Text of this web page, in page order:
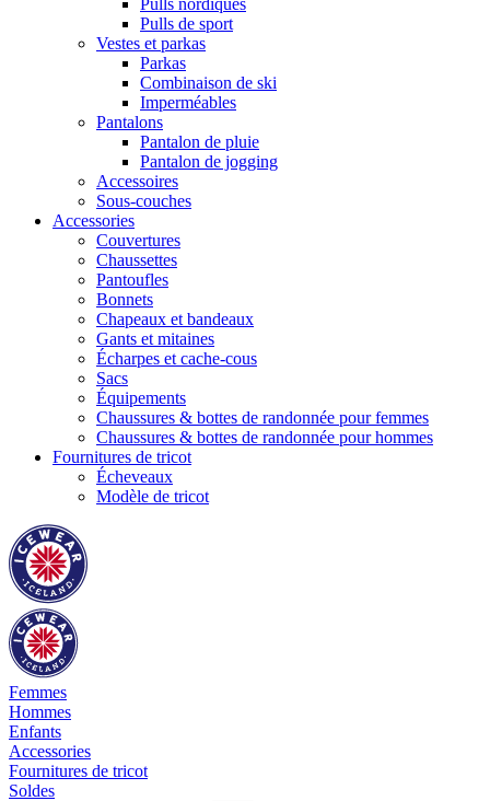
Pulls nordiques
Pulls de sport
Vestes et parkas
Parkas
Combinaison de ski
Imperméables
Pantalons
Pantalon de pluie
Pantalon de jogging
Accessoires
Sous-couches
Accessories
Couvertures
Chaussettes
Pantoufles
Bonnets
Chapeaux et bandeaux
Gants et mitaines
Écharpes et cache-cous
Sacs
Équipements
Chaussures & bottes de randonnée pour femmes
Chaussures & bottes de randonnée pour hommes
Fournitures de tricot
Écheveaux
Modèle de tricot
Femmes
Hommes
Enfants
Accessories
Fournitures de tricot
Soldes